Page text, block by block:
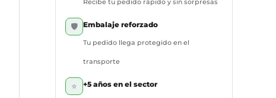
Recibe tu pedido rápido y sin sorpresas
🛡️ Embalaje reforzado
Tu pedido llega protegido en el
transporte
⭐ +5 años en el sector